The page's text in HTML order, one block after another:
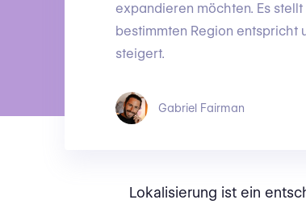
expandieren möchten. Es
bestimmten Region entspricht
steigert.
Gabriel Fairman
Lokalisierung ist ein